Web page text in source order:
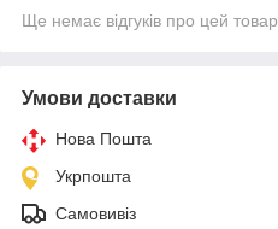
Ще немає відгуків про цей товар
Умови доставки
Нова Пошта
Укрпошта
Самовивіз